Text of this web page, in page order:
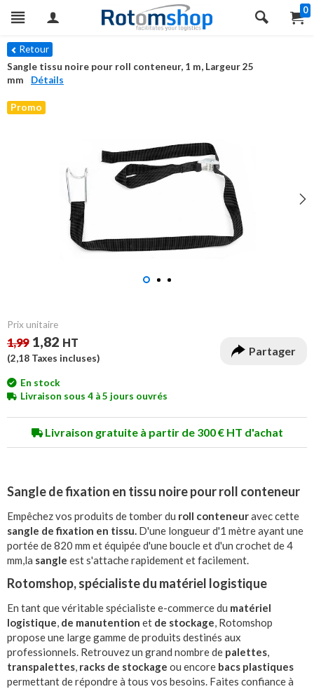
0
Retour
Sangle tissu noire pour roll conteneur, 1 m, Largeur 25
mm
Détails
Promo
Prix unitaire
1,99 1,82 HT
(2,18 Taxes incluses)
Partager
En stock
Livraison sous 4 à 5 jours ouvrés
Livraison gratuite à partir de 300 € HT d'achat
Sangle de fixation en tissu noire pour roll conteneur
Empêchez vos produits de tomber du roll conteneuravec cette
sangle de fixation en tissu. D'une longueur d'1 mètre ayant une
portée de 820 mm et équipée d'une boucle et d'un crochet de 4
mm,la sangle est s'attache rapidement et facilement.
Rotomshop, spécialiste du matériel logistique
En tant que véritable spécialiste e-commerce du matériel
logistique, de manutention et de stockage, Rotomshop
propose une large gamme de produits destinés aux
professionnels. Retrouvez un grand nombre de palettes,
transpalettes, racks de stockage ou encore bacs plastiques
permettant de répondre à tous vos besoins. Faites confiance à